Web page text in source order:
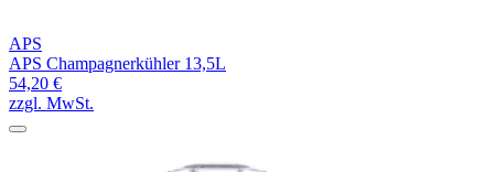
APS
APS Champagnerkühler 13,5L
54,20 €
zzgl. MwSt.